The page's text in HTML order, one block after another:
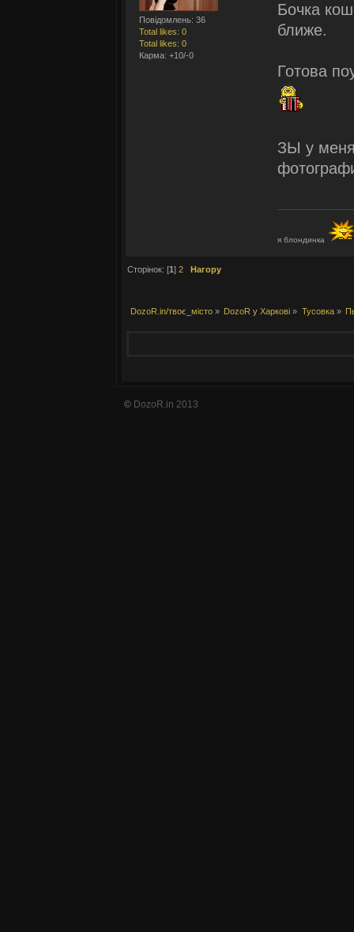
Повідомлень: 36
Total likes: 0
Total likes: 0
Карма: +10/-0
Бочка
ближе.
Готова
ЗЫ у меня
я блондинка
Сторінок: [1]2 Нагору
DozoR.in/твоє_місто » DozoR у Харкові » Тусовка»
© DozoR.in 2013